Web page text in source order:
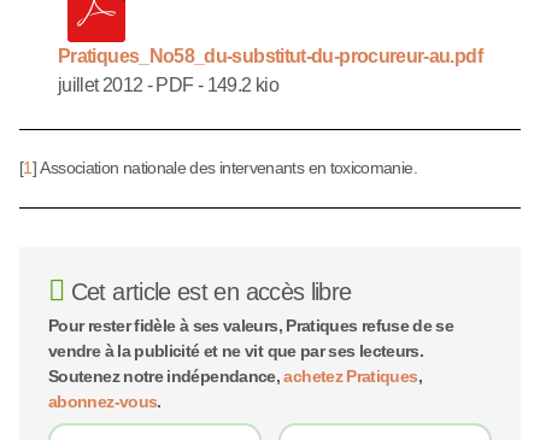
Pratiques_No58_du-substitut-du-procureur-au.pdf
juillet 2012 - PDF- 149.2 kio
[1]Association nationale des intervenants en toxicomanie.
Cet article est en accès libre
Pour rester fidèle à ses valeurs, Pratiques refuse de se
vendre à la publicité et ne vit que par ses lecteurs.
Soutenez notre indépendance,achetez Pratiques,
abonnez-vous.